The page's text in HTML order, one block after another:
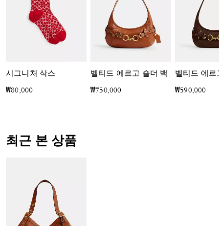
시그니처 삭스
₩80,000
벨티드 에르고 숄더 백
₩750,000 ₩590,000
최근 본 상품